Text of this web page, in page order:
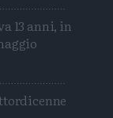
13 anni, in